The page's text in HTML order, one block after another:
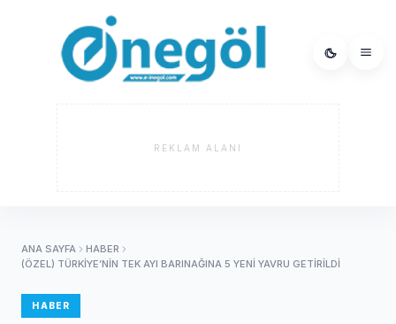
REKLAM ALANI
ANA SAYFA
HABER
(ÖZEL) TÜRKIYE’NIN TEK AYI BARINAĞINA 5 YENI YAVRU GETIRILDI
HABER